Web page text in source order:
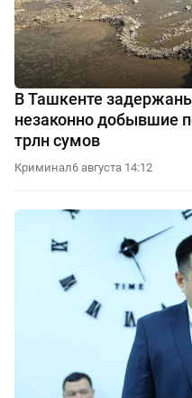
В Ташкенте
незаконно добывшие
трлн сумов
Криминал6 августа 14:12